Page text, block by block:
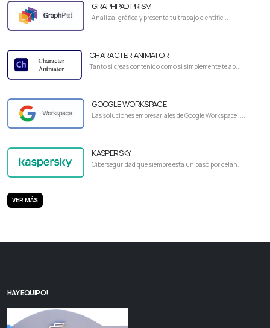
GRAPHPAD PRISM
Analiza, gráfica y presenta tu trabajo científic...
CHARACTER ANIMATOR
Tanto si creas contenido como si simplemente te ap...
GOOGLE WORKSPACE
Las soluciones empresariales de Google Workspace i...
KASPERSKY
Ciberseguridad que siempre está un paso por delan...
VER MÁS
HAY EQUIPO!